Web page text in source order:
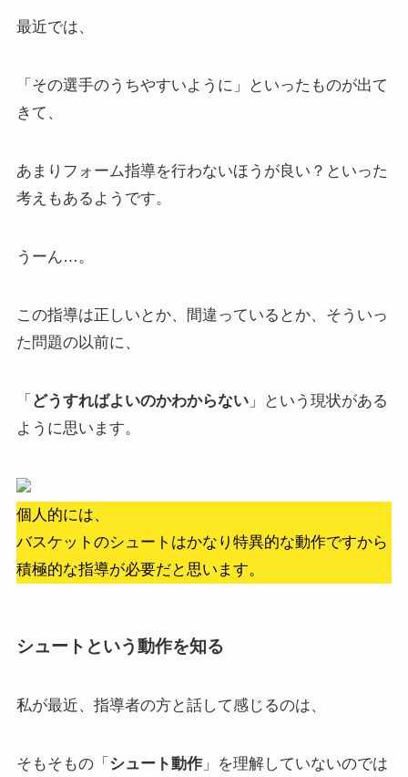
最近では、
「その選手のうちやすいように」といったものが出て
きて、
あまりフォーム指導を行わないほうが良い？といった
考えもあるようです。
うーん…。
この指導は正しいとか、間違っているとか、そういっ
た問題の以前に、
「 どうすればよいのかわからない」という現状がある
ように思います。
個人的には、
バスケットのシュートはかなり特異的な動作ですから
積極的な指導が必要だと思います。
シュートという動作を知る
私が最近、指導者の方と話して感じるのは、
そもそもの「 シュート動作」を理解していないのでは